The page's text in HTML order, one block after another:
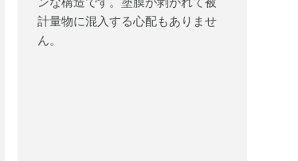
計量物に混入する心配もありませ
ん。